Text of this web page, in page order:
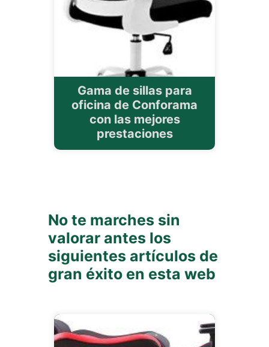
Gama de sillas para
oficina de Conforama
con las mejores
prestaciones
No te marches sin
valorar antes los
siguientes artículos de
gran éxito en esta web